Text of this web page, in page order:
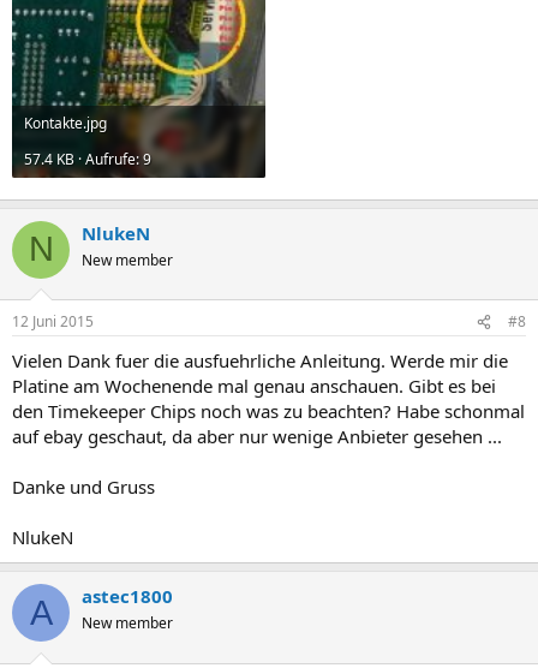
Kontakte.jpg
57.4 KB · Aufrufe: 9
N NlukeN
New member
12 Juni 2015 #8
Vielen Dank fuer die ausfuehrliche Anleitung. Werde mir die
Platine am Wochenende mal genau anschauen. Gibt es bei
den Timekeeper Chips noch was zu beachten? Habe schonmal
auf ebay geschaut, da aber nur wenige Anbieter gesehen ...
Danke und Gruss
NlukeN
A astec1800
New member